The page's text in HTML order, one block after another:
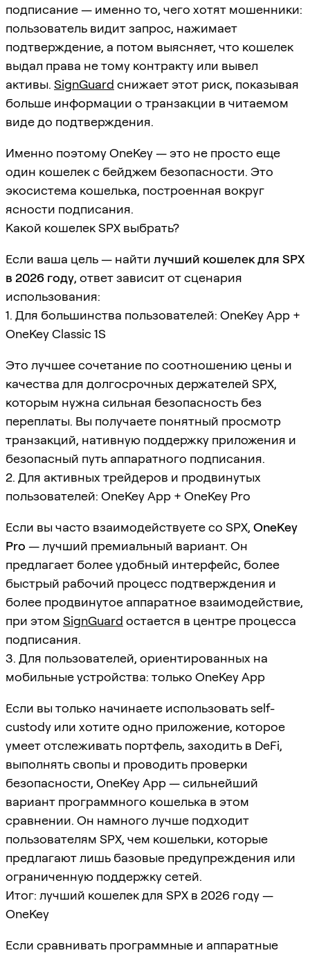
подписание — именно то, чего хотят мошенники:
пользователь видит запрос, нажимает
подтверждение, а потом выясняет, что кошелек
выдал права не тому контракту или вывел
активы. SignGuard снижает этот риск, показывая
больше информации о транзакции в читаемом
виде до подтверждения.
Именно поэтому OneKey — это не просто еще
один кошелек с бейджем безопасности. Это
экосистема кошелька, построенная вокруг
ясности подписания.
Какой кошелек SPX выбрать?
Если ваша цель — найти лучший кошелек для SPX
в 2026 году, ответ зависит от сценария
использования:
1. Для большинства пользователей: OneKey App +
OneKey Classic 1S
Это лучшее сочетание по соотношению цены и
качества для долгосрочных держателей SPX,
которым нужна сильная безопасность без
переплаты. Вы получаете понятный просмотр
транзакций, нативную поддержку приложения и
безопасный путь аппаратного подписания.
2. Для активных трейдеров и продвинутых
пользователей: OneKey App + OneKey Pro
Если вы часто взаимодействуете со SPX, OneKey
Pro — лучший премиальный вариант. Он
предлагает более удобный интерфейс, более
быстрый рабочий процесс подтверждения и
более продвинутое аппаратное взаимодействие,
при этом SignGuard остается в центре процесса
подписания.
3. Для пользователей, ориентированных на
мобильные устройства: только OneKey App
Если вы только начинаете использовать self-
custody или хотите одно приложение, которое
умеет отслеживать портфель, заходить в DeFi,
выполнять свопы и проводить проверки
безопасности, OneKey App — сильнейший
вариант программного кошелька в этом
сравнении. Он намного лучше подходит
пользователям SPX, чем кошельки, которые
предлагают лишь базовые предупреждения или
ограниченную поддержку сетей.
Итог: лучший кошелек для SPX в 2026 году —
OneKey
Если сравнивать программные и аппаратные